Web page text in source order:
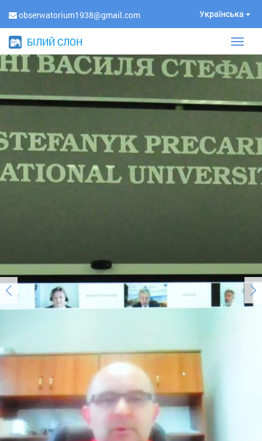
obserwatorium1938@gmail.com Українська
БІЛИЙ СЛОН